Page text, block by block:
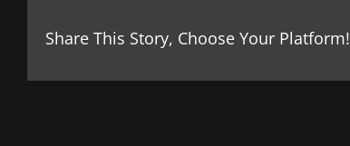
Share This Story, Choose Your Platform!